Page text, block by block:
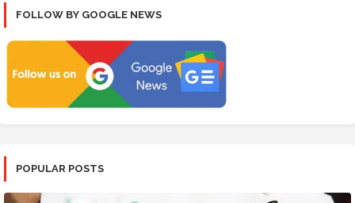
FOLLOW BY GOOGLE NEWS
POPULAR POSTS